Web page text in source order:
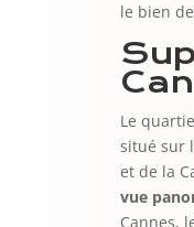
le bien
Le
situé sur
et de la
vue
Cannes,